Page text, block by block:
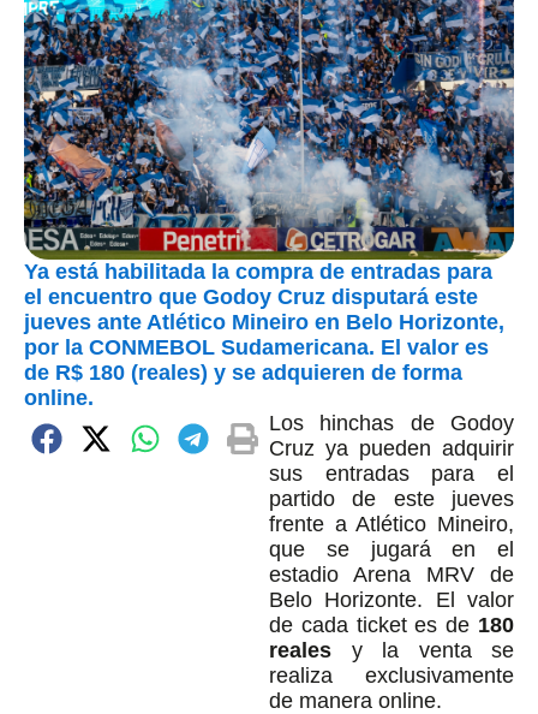
Ya está habilitada la compra de entradas para
el encuentro que Godoy Cruz disputará este
jueves ante Atlético Mineiro en Belo Horizonte,
por la CONMEBOL Sudamericana. El valor es
de R$ 180 (reales) y se adquieren de forma
online.
Los hinchas de Godoy
Cruz ya pueden adquirir
sus entradas para el
partido de este jueves
frente a Atlético Mineiro,
que se jugará en el
estadio Arena MRV de
Belo Horizonte. El valor
de cada ticket es de 180
reales y la venta se
realiza exclusivamente
de manera online.